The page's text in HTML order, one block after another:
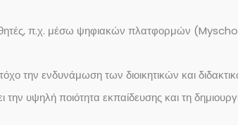
π.χ. μέσω ψηφιακών πλατφορμών
την ενδυνάμωση των διοικητικών και
υψηλή ποιότητα εκπαίδευσης και τη